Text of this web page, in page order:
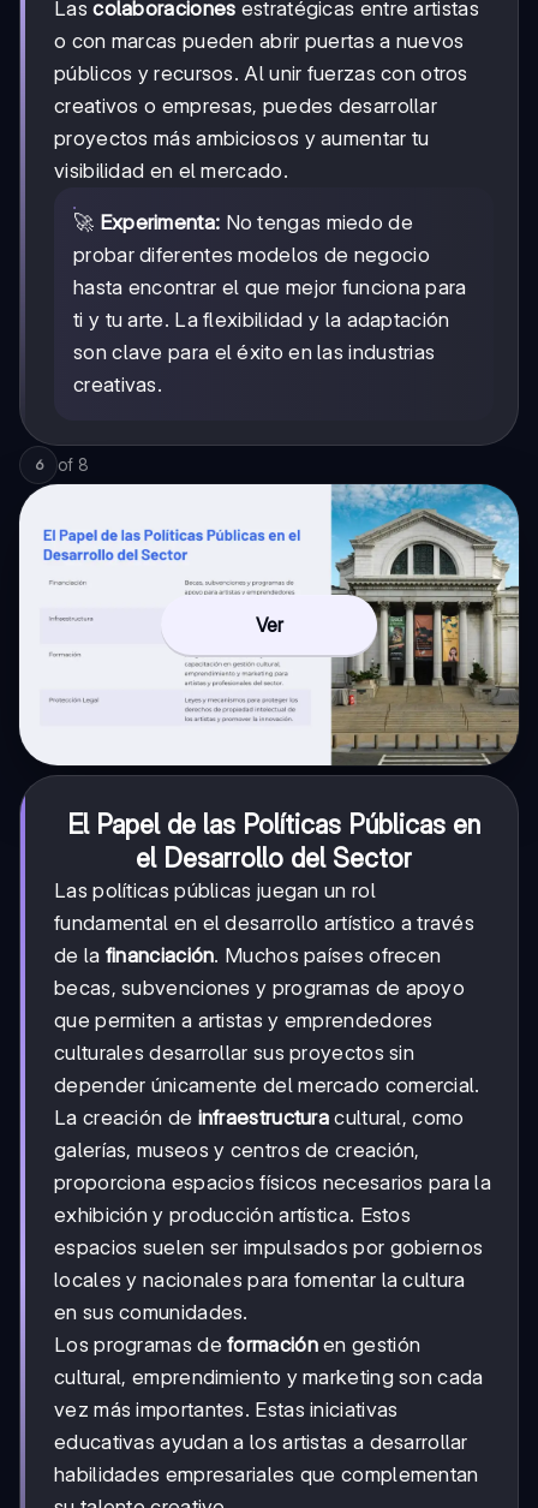
Lascolaboraciones estratégicas entre artistas
o con marcas pueden abrir puertas a nuevos
públicos y recursos. Al unir fuerzas con otros
creativos o empresas, puedes desarrollar
proyectos más ambiciosos y aumentar tu
visibilidad en el mercado.
🚀 Experimenta: No tengas miedo de
probar diferentes modelos de negocio
hasta encontrar el que mejor funciona para
ti y tu arte. La flexibilidad y la adaptación
son clave para el éxito en las industrias
creativas.
6 of 8
Ver
El Papel de las Políticas Públicas en
el Desarrollo del Sector
Las políticas públicas juegan un rol
fundamental en el desarrollo artístico a través
de la financiación. Muchos países ofrecen
becas, subvenciones y programas de apoyo
que permiten a artistas y emprendedores
culturales desarrollar sus proyectos sin
depender únicamente del mercado comercial.
La creación de infraestructura cultural, como
galerías, museos y centros de creación,
proporciona espacios físicos necesarios para la
exhibición y producción artística. Estos
espacios suelen ser impulsados por gobiernos
locales y nacionales para fomentar la cultura
en sus comunidades.
Los programas deformaciónen gestión
cultural, emprendimiento y marketing son cada
vez más importantes. Estas iniciativas
educativas ayudan a los artistas a desarrollar
habilidades empresariales que complementan